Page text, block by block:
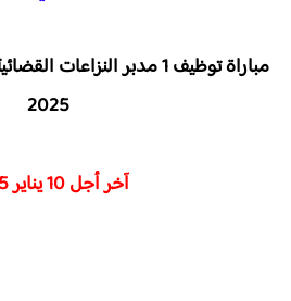
مباراة توظيف 1 مدبر
2025
آخر أجل 10 يناير 2025